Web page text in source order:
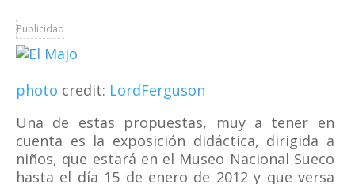
Publicidad
photo credit: LordFerguson
Una de estas propuestas, muy a tener en
cuenta es la exposición didáctica, dirigida a
niños, que estará en el Museo Nacional Sueco
hasta el día 15 de enero de 2012 y que versa